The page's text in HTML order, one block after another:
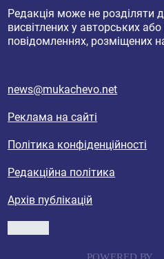
Редакція може не розділяти
висвітлених у авторських
повідомленнях, розміщених
news@mukachevo.net
Реклама на сайті
Політика конфіденційності
Редакційна політика
Архів публікацій